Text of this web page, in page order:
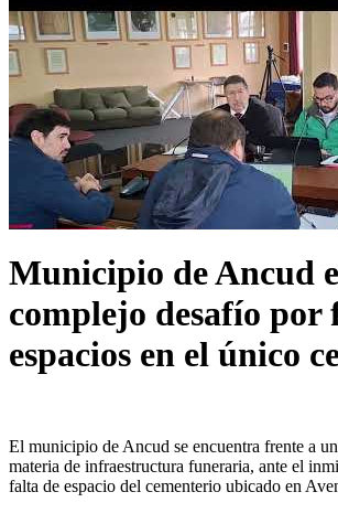
Municipio de Ancud
complejo desafío por
espacios en el único
El municipio de Ancud se encuentra frente a
materia de infraestructura funeraria, ante el
falta de espacio del cementerio ubicado en